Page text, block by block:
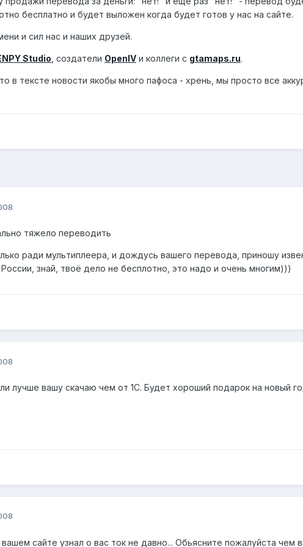
бесплатно и будет выложен когда будет готов у нас на сайте.
и сил нас и наших друзей.
Studio , создатели OpenIV и коллеги с gtamaps.ru.
в тексте новости якобы много пафоса - хрень, мы просто все
тяжело переводить
ради мультиплеера, и дождусь вашего перевода, приношу
знай, твоё дело не бесплотно, это надо и очень многим)))
лучше вашу скачаю чем от 1С. Будет хороший подарок на новый
сайте узнал о вас ток не давно... Обьясните пожалуйста чем